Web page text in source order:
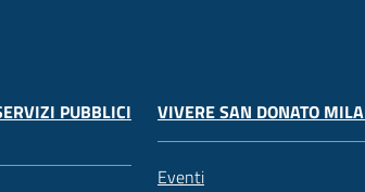
PUBBLICI
VIVERE SAN DONATO
Eventi